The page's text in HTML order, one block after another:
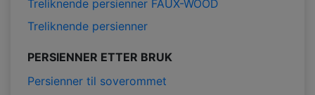
Treliknende persienner FAUX-WOOD
Treliknende persienner
PERSIENNER ETTER BRUK
Persienner til soverommet